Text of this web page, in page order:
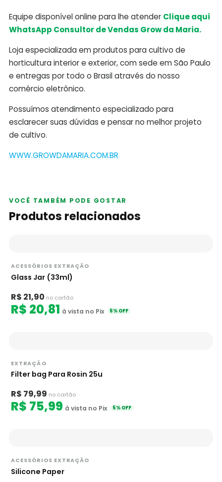
Equipe disponível online para lhe atender Clique aqui
WhatsApp Consultor de Vendas Grow da Maria.
Loja especializada em produtos para cultivo de
horticultura interior e exterior, com sede em São Paulo
e entregas por todo o Brasil através do nosso
comércio eletrônico.
Possuímos atendimento especializado para
esclarecer suas dúvidas e pensar no melhor projeto
de cultivo.
WWW.GROWDAMARIA.COM.BR
VOCÊ TAMBÉM PODE GOSTAR
Produtos relacionados
ACESSÓRIOS EXTRAÇÃO
Glass Jar (33ml)
R$ 21,90 no cartão
R$ 20,81 à vista no Pix 5% OFF
EXTRAÇÃO
Filter bag Para Rosin 25u
R$ 79,99 no cartão
R$ 75,99 à vista no Pix 5% OFF
ACESSÓRIOS EXTRAÇÃO
Silicone Paper